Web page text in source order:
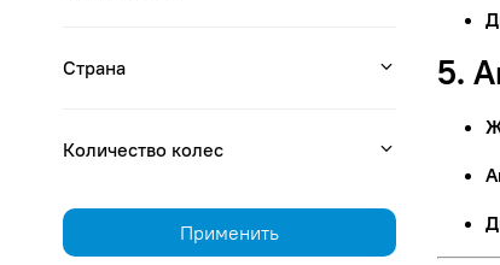
5.
Страна
Количество колес
Применить